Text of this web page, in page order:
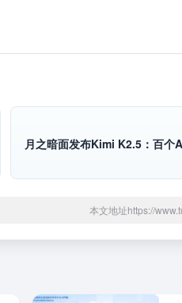
月之暗面发布Kimi K2.5：百
本文地址https://